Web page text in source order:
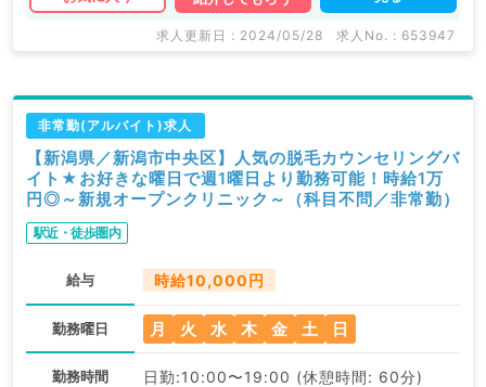
求人更新日 : 2024/05/28 求人No. : 653947
非常勤(アルバイト)求人
【新潟県／新潟市中央区】人気の脱毛カウンセリングバ
イト★お好きな曜日で週1曜日より勤務可能！時給1万
円◎～新規オープンクリニック～（科目不問／非常勤）
駅近・徒歩圏内
給与 時給10,000円
勤務曜日 月 火 水 木 金 土 日
勤務時間 日勤:10:00〜19:00 (休憩時間: 60分)